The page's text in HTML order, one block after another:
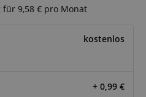
für 9,58 € pro Monat
kostenlos
+ 0,99 €